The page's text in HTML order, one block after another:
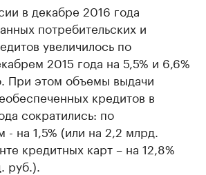
в декабре 2016 года
потребительских и
увеличилось по
2015 года на 5,5% и 6,6%
При этом объемы выдачи
кредитов в
сократились: по
- на 1,5% (или на 2,2 млрд.
кредитных карт – на 12,8%
руб.).